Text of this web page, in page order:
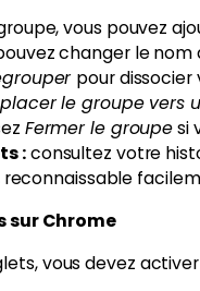
vous pouvez
changer le nom
pour
le groupe vers
Fermer le groupesi
:consultez votre
sur Chrome
vous devez